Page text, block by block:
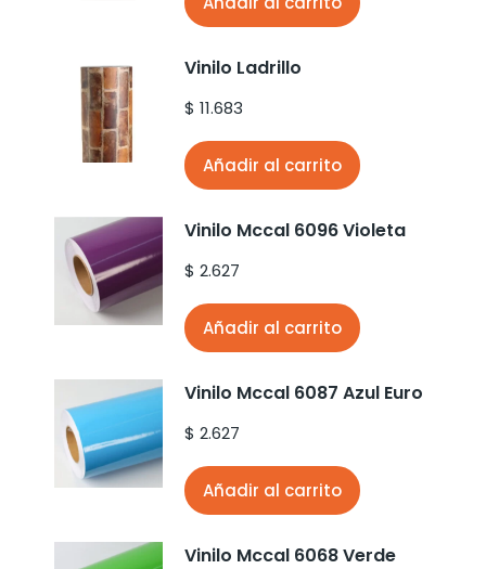
Vinilo Ladrillo
$ 11.683
Añadir al carrito
Vinilo Mccal 6096 Violeta
$ 2.627
Añadir al carrito
Vinilo Mccal 6087 Azul Euro
$ 2.627
Añadir al carrito
Vinilo Mccal 6068 Verde